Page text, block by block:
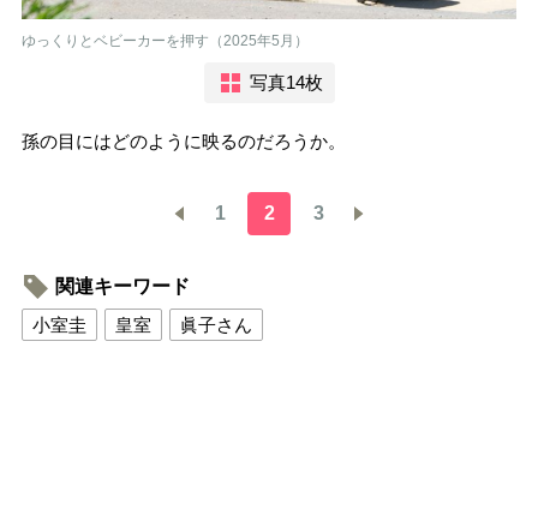
ゆっくりとベビーカーを押す（2025年5月）
写真14枚
孫の目にはどのように映るのだろうか。
1 2 3
関連キーワード
小室圭
皇室 眞子さん